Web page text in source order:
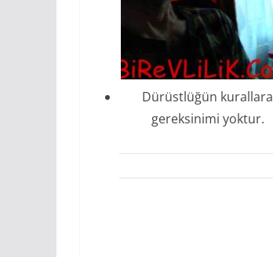
Dürüstlüğün kurallara
gereksinimi yoktur.